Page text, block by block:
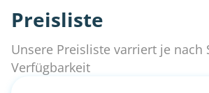
Preisliste
Unsere Preisliste varriert je nach
Verfügbarkeit